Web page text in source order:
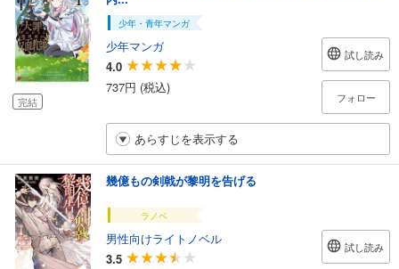
完結
少年・青年マンガ
少年マンガ
4.0
737円 (税込)
試し読み
フォロー
あらすじを表示する
幾億もの剣戟が黎明を告げる
ラノベ
男性向けライトノベル
3.5
試し読み